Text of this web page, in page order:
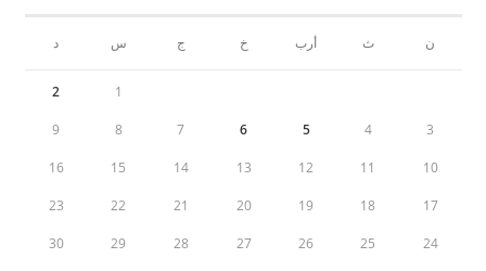
ن ث أرب خ ج س د
1
2
3
4
5
6
7
8
9
10
11
12
13
14
15
16
17
18
19
20
21
22
23
24
25
26
27
28
29
30